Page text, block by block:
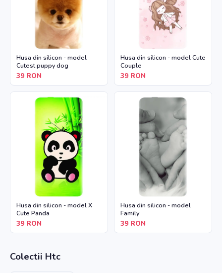
Husa din silicon - model
Cutest puppy dog
39 RON
Husa din silicon - model Cute
Couple
39 RON
Husa din silicon - model X
Cute Panda
39 RON
Husa din silicon - model
Family
39 RON
Colectii Htc